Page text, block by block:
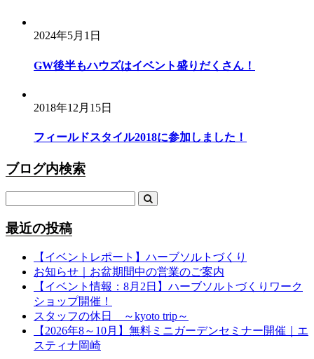
2024年5月1日
GW後半もハウズはイベント盛りだくさん！
2018年12月15日
フィールドスタイル2018に参加しました！
ブログ内検索
最近の投稿
【イベントレポート】ハーブソルトづくり
お知らせ｜お盆期間中の営業のご案内
【イベント情報：8月2日】ハーブソルトづくりワーク
ショップ開催！
スタッフの休日 ～kyoto trip～
【2026年8～10月】無料ミニガーデンセミナー開催｜エ
スティナ岡崎